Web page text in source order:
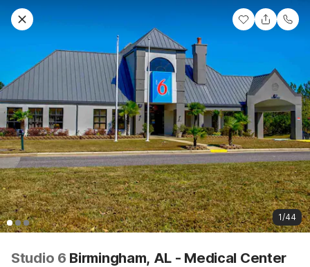
1/44
Studio 6 Birmingham, AL - Medical Center